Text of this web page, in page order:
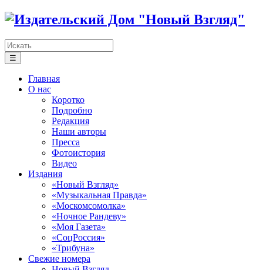
☰
Главная
О нас
Коротко
Подробно
Редакция
Наши авторы
Пресса
Фотоистория
Видео
Издания
«Новый Взгляд»
«Музыкальная Правда»
«Москомсомолка»
«Ночное Рандеву»
«Моя Газета»
«СоцРоссия»
«Трибуна»
Свежие номера